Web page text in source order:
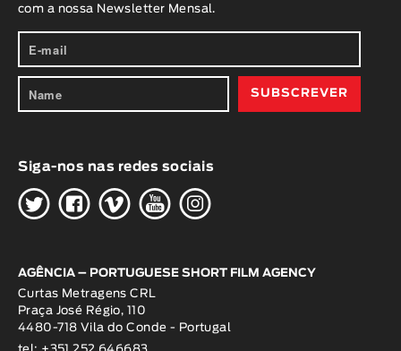
com a nossa Newsletter Mensal.
Siga-nos nas redes sociais
HGWOK
AGÊNCIA – PORTUGUESE SHORT FILM AGENCY
Curtas Metragens CRL
Praça José Régio, 110
4480-718 Vila do Conde - Portugal